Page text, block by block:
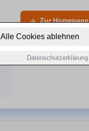
Alle Cookies ablehnen
Datenschutzerklärung
Zur Homepage